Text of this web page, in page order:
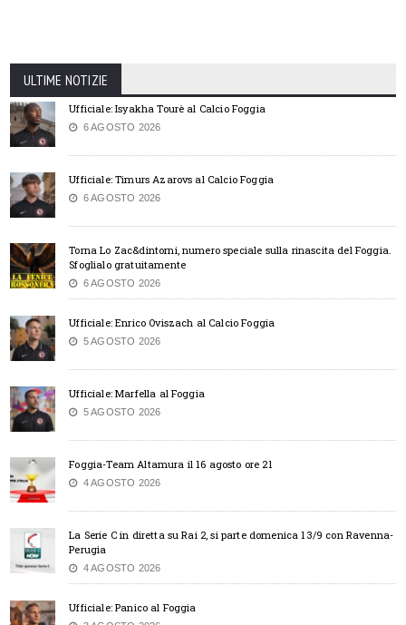
ULTIME NOTIZIE
Ufficiale: Isyakha Tourè al Calcio Foggia
6 AGOSTO 2026
Ufficiale: Timurs Azarovs al Calcio Foggia
6 AGOSTO 2026
Torna Lo Zac&dintorni, numero speciale sulla rinascita del Foggia.
Sfoglialo gratuitamente
6 AGOSTO 2026
Ufficiale: Enrico Oviszach al Calcio Foggia
5 AGOSTO 2026
Ufficiale: Marfella al Foggia
5 AGOSTO 2026
Foggia-Team Altamura il 16 agosto ore 21
4 AGOSTO 2026
La Serie C in diretta su Rai 2, si parte domenica 13/9 con Ravenna-
Perugia
4 AGOSTO 2026
Ufficiale: Panico al Foggia